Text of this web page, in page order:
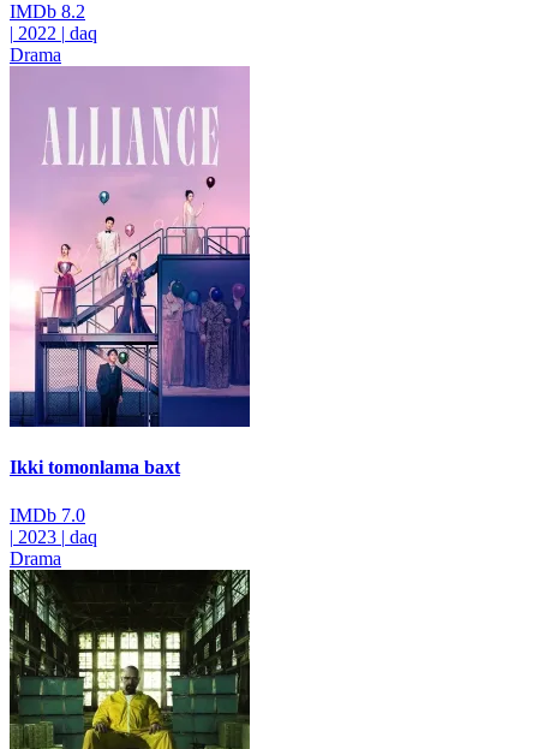
IMDb 8.2
| 2022 | daq
Drama
Ikki tomonlama baxt
IMDb 7.0
| 2023 | daq
Drama